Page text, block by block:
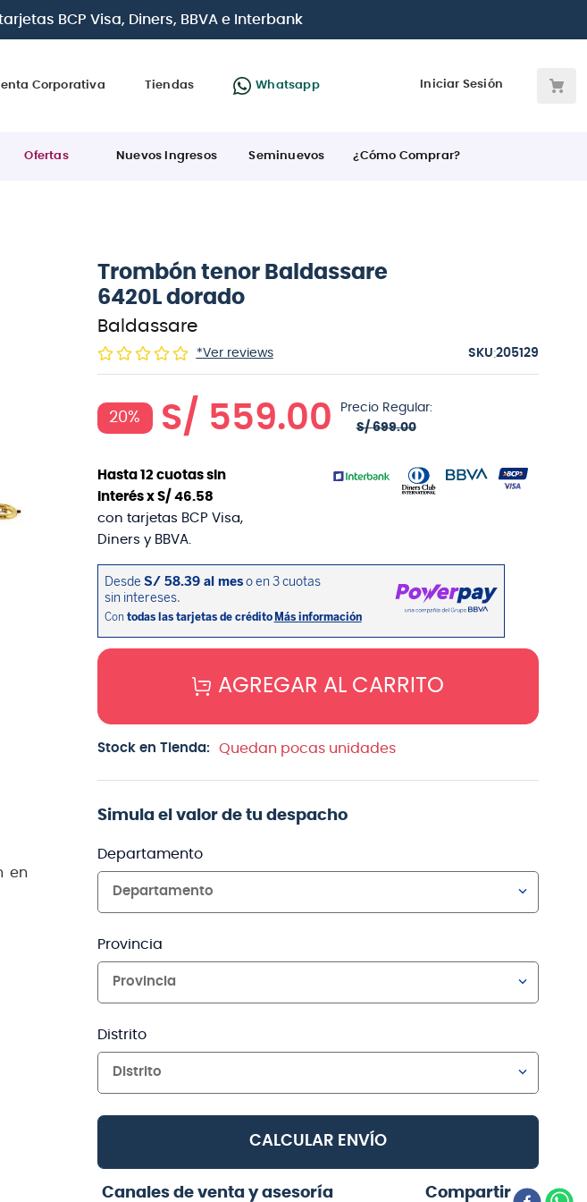
de interéscon todas las tarjetas de crédito
Corporativa Tiendas Whatsapp Iniciar Sesión
Ofertas Nuevos Ingresos Seminuevos ¿Cómo Comprar?
en
Trombón tenor Baldassare
6420L dorado
Baldassare
*Ver reviews :205129
20% S/ 559.00
Precio Regular:
S/ 699.00
Hasta 12cuotas sin
interés x S/ 46.58
con tarjetas BCP Visa,
Diners y BBVA.
AGREGAR AL CARRITO
Stock en Tienda: Quedan pocas unidades
Simula el valor de tu despacho
Departamento
Departamento
Provincia
Provincia
Distrito
Distrito
CALCULAR ENVÍO
Canales de venta y asesoría